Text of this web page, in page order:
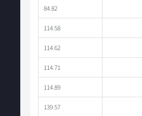
84.82
114.58
114.62
114.71
114.89
139.57